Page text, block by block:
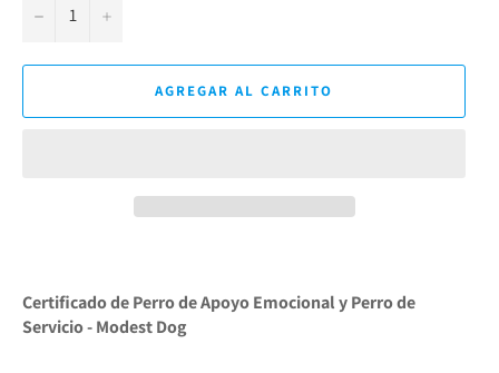
− +
AGREGAR AL CARRITO
Certificado de Perro de Apoyo Emocional y Perro de
Servicio - Modest Dog